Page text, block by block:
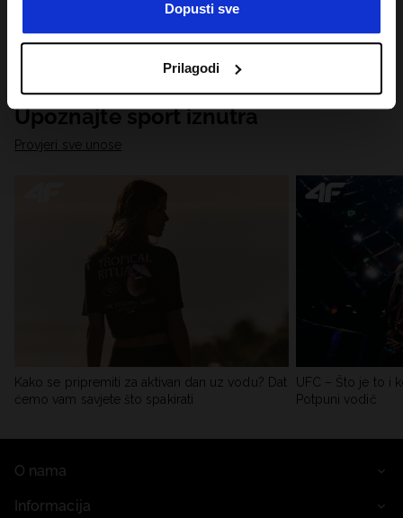
Dopusti sve
Prilagodi
Upoznajte sport iznutra
Provjeri sve unose
Kako se pripremiti za aktivan dan uz vodu? Dat
ćemo vam savjete što spakirati
UFC – Što je to i
Potpuni vodič
O nama
Informacija